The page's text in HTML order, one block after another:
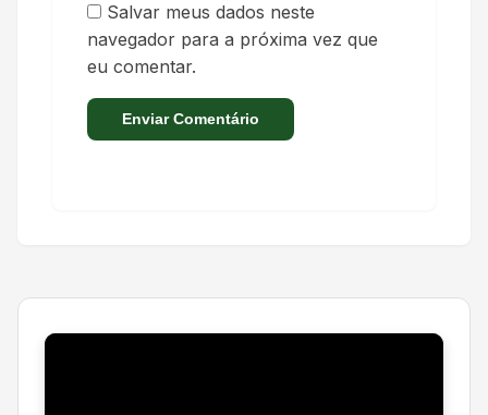
Salvar meus dados neste
navegador para a próxima vez que
eu comentar.